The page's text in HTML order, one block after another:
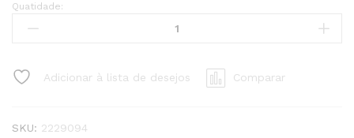
Lidonostrum,
g
pda
Quatidade:
Adicionar à lista de desejos Comparar
SKU: 2229094